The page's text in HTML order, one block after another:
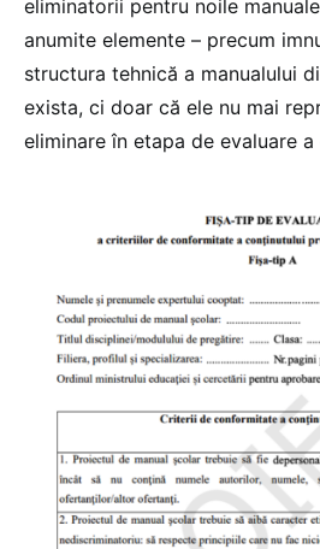
eliminatorii pentru noile
anumite elemente – precum
structura tehnică a manualului
exista, ci doar că ele nu mai
eliminare în etapa de evaluare